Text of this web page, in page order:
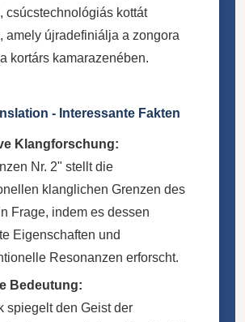
csúcstechnológiás kottát
amely újradefiniálja a zongora
kortárs kamarazenében.
- Interessante Fakten
Klangforschung:
Nr. 2" stellt die
klanglichen Grenzen des
Frage, indem es dessen
Eigenschaften und
Resonanzen erforscht.
Bedeutung:
spiegelt den Geist der